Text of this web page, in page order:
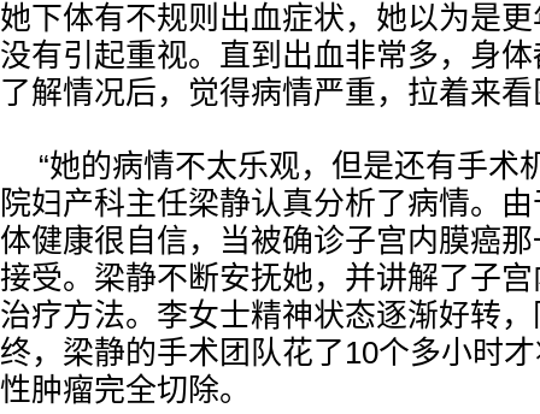
她下体有不规则出血症状，她以为是
没有引起重视。直到出血非常多，身
了解情况后，觉得病情严重，拉着来
“她的病情不太乐观，但是还有手术
院妇产科主任梁静认真分析了病情。
体健康很自信，当被确诊子宫内膜癌
接受。梁静不断安抚她，并讲解了子
治疗方法。李女士精神状态逐渐好转
终，梁静的手术团队花了10个多小时
性肿瘤完全切除。